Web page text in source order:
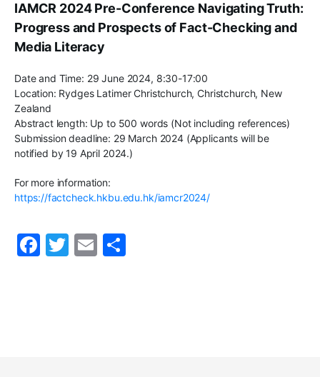
IAMCR 2024 Pre-Conference Navigating Truth:
Progress and Prospects of Fact-Checking and
Media Literacy
Date and Time: 29 June 2024, 8:30-17:00
Location: Rydges Latimer Christchurch, Christchurch, New
Zealand
Abstract length: Up to 500 words (Not including references)
Submission deadline: 29 March 2024 (Applicants will be
notified by 19 April 2024.)
For more information:
https://factcheck.hkbu.edu.hk/iamcr2024/
F
T
E